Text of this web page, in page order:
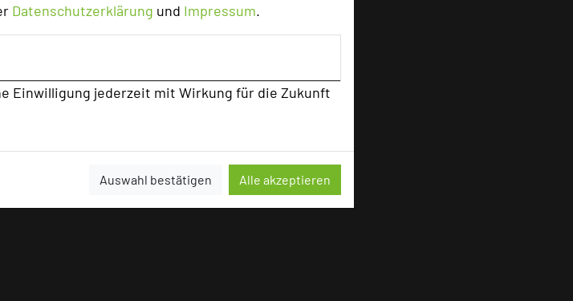
Datenschutzerklärung und Impressum.
Einwilligung jederzeit mit Wirkung für die Zukunft
Auswahl bestätigen Alle akzeptieren